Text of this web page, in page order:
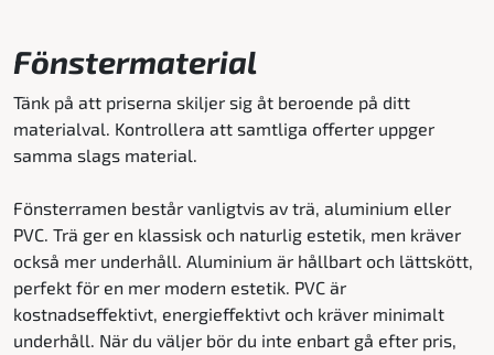
Fönstermaterial
Tänk på att priserna skiljer sig åt beroende på ditt
materialval. Kontrollera att samtliga offerter uppger
samma slags material.
Fönsterramen består vanligtvis av trä, aluminium eller
PVC. Trä ger en klassisk och naturlig estetik, men kräver
också mer underhåll. Aluminium är hållbart och lättskött,
perfekt för en mer modern estetik. PVC är
kostnadseffektivt, energieffektivt och kräver minimalt
underhåll. När du väljer bör du inte enbart gå efter pris,